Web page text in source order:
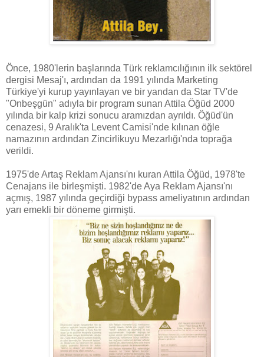
Önce, 1980'lerin başlarında Türk reklamcılığının ilk sektörel
dergisi Mesaj'ı, ardından da 1991 yılında Marketing
Türkiye'yi kurup yayınlayan ve bir yandan da Star TV'de
"Onbeşgün" adıyla bir program sunan Attila Öğüd 2000
yılında bir kalp krizi sonucu aramızdan ayrıldı. Öğüd'ün
cenazesi, 9 Aralık'ta Levent Camisi'nde kılınan öğle
namazının ardından Zincirlikuyu Mezarlığı'nda toprağa
verildi.
1975'de Artaş Reklam Ajansı'nı kuran Attila Öğüd, 1978'te
Cenajans ile birleşmişti. 1982'de Aya Reklam Ajansı'nı
açmış, 1987 yılında geçirdiği bypass ameliyatının ardından
yarı emekli bir döneme girmişti.